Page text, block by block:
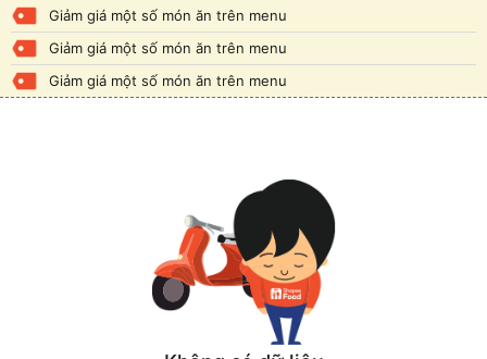
Giảm giá một số món ăn trên menu
Giảm giá một số món ăn trên menu
Giảm giá một số món ăn trên menu